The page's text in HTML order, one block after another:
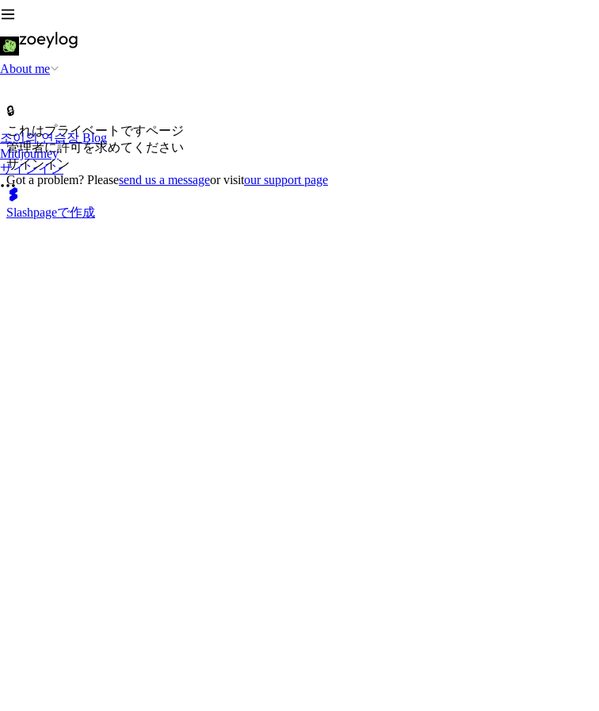
About me
조이의 연습장 Blog
Midjourney
サインイン
🔒
これはプライベートですページ
管理者に許可を求めてください
サインイン
Got a problem? Pleasesend us a messageor visitour support page
Slashpageで作成